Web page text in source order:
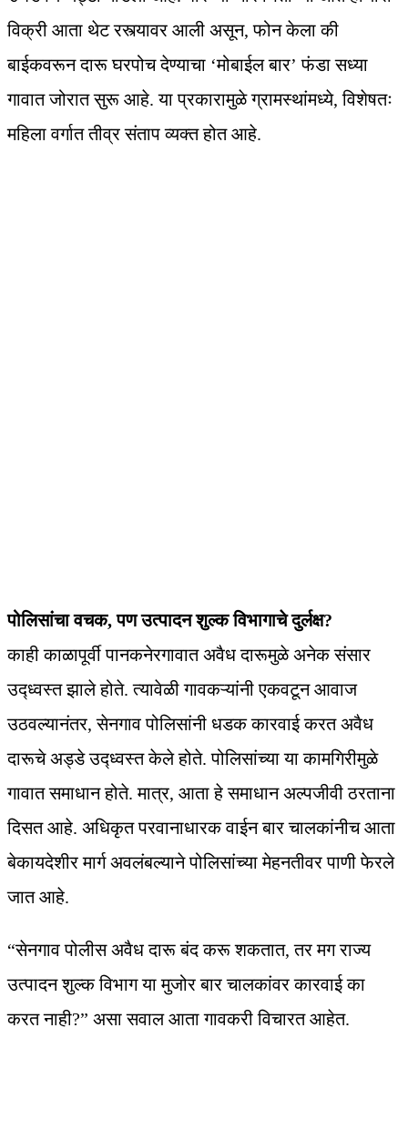
विक्री आता थेट रस्त्यावर आली असून, फोन केला की
बाईकवरून दारू घरपोच देण्याचा ‘मोबाईल बार’ फंडा सध्या
गावात जोरात सुरू आहे. या प्रकारामुळे ग्रामस्थांमध्ये, विशेषतः
महिला वर्गात तीव्र संताप व्यक्त होत आहे.
पोलिसांचा वचक, पण उत्पादन शुल्क विभागाचे दुर्लक्ष?
काही काळापूर्वी पानकनेरगावात अवैध दारूमुळे अनेक संसार
उद्ध्वस्त झाले होते. त्यावेळी गावकऱ्यांनी एकवटून आवाज
उठवल्यानंतर, सेनगाव पोलिसांनी धडक कारवाई करत अवैध
दारूचे अड्डे उद्ध्वस्त केले होते. पोलिसांच्या या कामगिरीमुळे
गावात समाधान होते. मात्र, आता हे समाधान अल्पजीवी ठरताना
दिसत आहे. अधिकृत परवानाधारक वाईन बार चालकांनीच आता
बेकायदेशीर मार्ग अवलंबल्याने पोलिसांच्या मेहनतीवर पाणी फेरले
जात आहे.
“सेनगाव पोलीस अवैध दारू बंद करू शकतात, तर मग राज्य
उत्पादन शुल्क विभाग या मुजोर बार चालकांवर कारवाई का
करत नाही?” असा सवाल आता गावकरी विचारत आहेत.